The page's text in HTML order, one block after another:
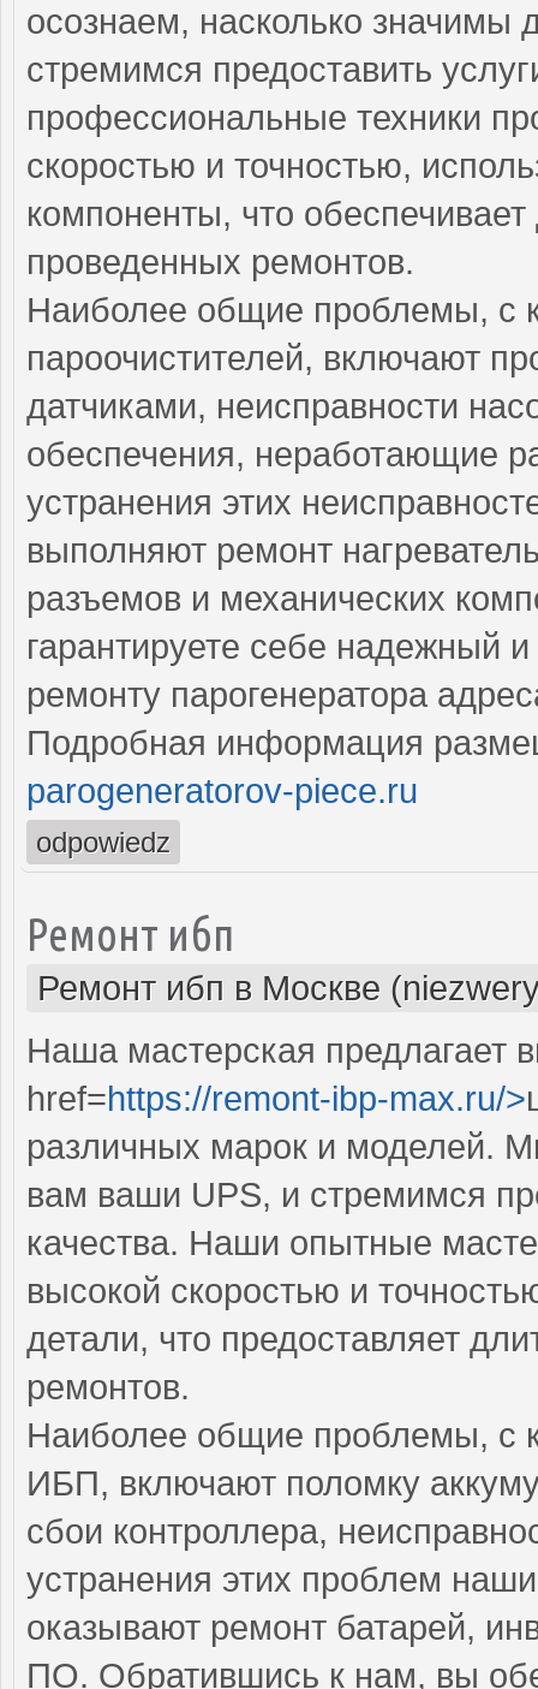
осознаем, насколько значимы
стремимся предоставить
профессиональные техники
скоростью и точностью,
компоненты, что
проведенных ремонтов.
Наиболее общие проблемы, с
пароочистителей, включают
датчиками, неисправности
обеспечения, неработающие
устранения этих
выполняют ремонт
разъемов и механических
гарантируете себе надежный
ремонту парогенератора
Подробная информация
parogeneratorov-piece.ru
odpowiedz
Ремонт ибп
Ремонт ибп в Москве
Наша мастерская предлагает
href=https://remont-ibp-max.ru/>
различных марок и моделей.
вам ваши UPS, и стремимся
качества. Наши опытные
высокой скоростью и
детали, что предоставляет
ремонтов.
Наиболее общие проблемы, с
ИБП, включают поломку
сбои контроллера,
устранения этих проблем
оказывают ремонт батарей,
ПО. Обратившись к нам, вы